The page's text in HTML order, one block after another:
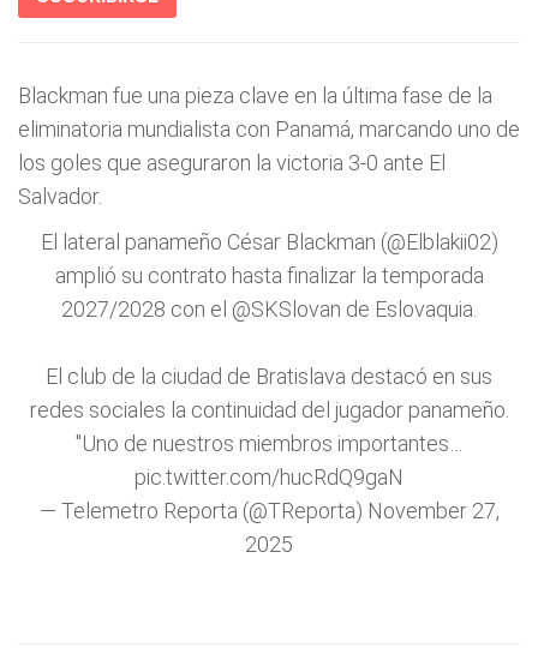
Blackman fue una pieza clave en la última fase de la
eliminatoria mundialista con Panamá, marcando uno de
los goles que aseguraron la victoria 3-0 ante El
Salvador.
El lateral panameño César Blackman (@Elblakii02)
amplió su contrato hasta finalizar la temporada
2027/2028 con el @SKSlovan de Eslovaquia.
El club de la ciudad de Bratislava destacó en sus
redes sociales la continuidad del jugador panameño.
"Uno de nuestros miembros importantes…
pic.twitter.com/hucRdQ9gaN
— Telemetro Reporta (@TReporta) November 27,
2025